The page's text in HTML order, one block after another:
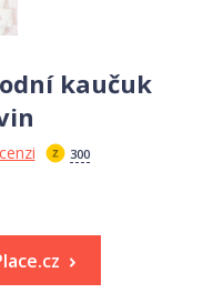
kaučuk
300